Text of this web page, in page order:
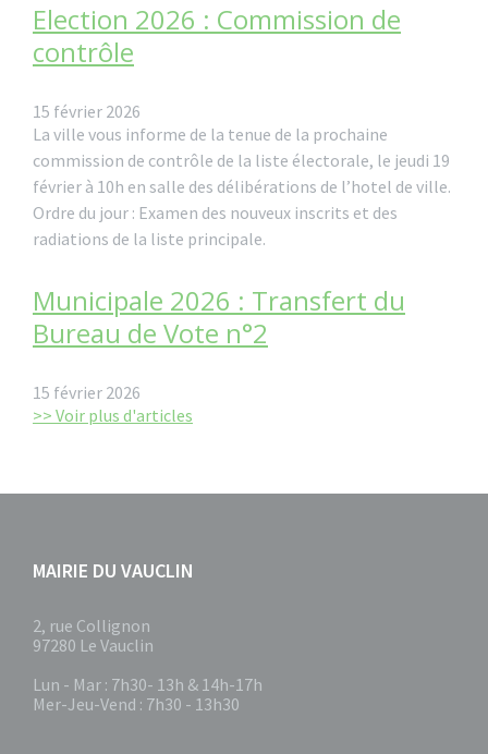
Election 2026 : Commission de
contrôle
15 février 2026
La ville vous informe de la tenue de la prochaine
commission de contrôle de la liste électorale, le jeudi 19
février à 10h en salle des délibérations de l’hotel de ville.
Ordre du jour : Examen des nouveux inscrits et des
radiations de la liste principale.
Municipale 2026 : Transfert du
Bureau de Vote n°2
15 février 2026
>> Voir plus d'articles
MAIRIE DU VAUCLIN
2, rue Collignon
97280 Le Vauclin
Lun - Mar : 7h30- 13h & 14h-17h
Mer-Jeu-Vend : 7h30 - 13h30